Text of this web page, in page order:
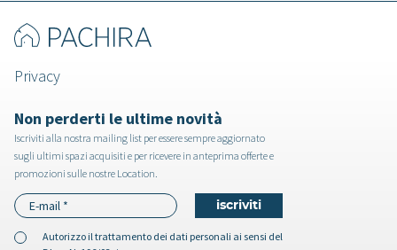
Privacy
Non perderti le ultime novità
Iscriviti alla nostra mailing list per essere sempre aggiornato
sugli ultimi spazi acquisiti e per ricevere in anteprima offerte e
promozioni sulle nostre Location.
Autorizzo iltrattamento dei dati personali ai sensi del